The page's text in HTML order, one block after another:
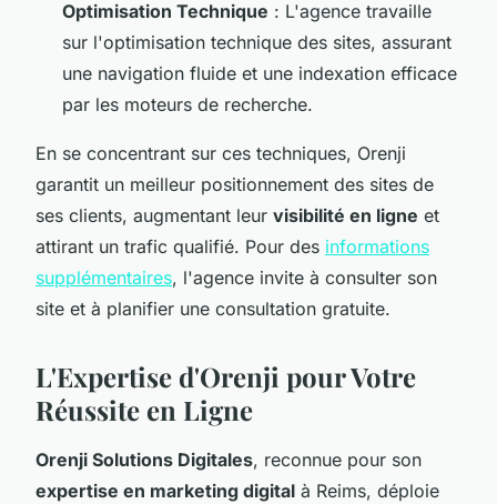
Optimisation Technique : L'agence travaille
sur l'optimisation technique des sites, assurant
une navigation fluide et une indexation efficace
par les moteurs de recherche.
En se concentrant sur ces techniques, Orenji
garantit un meilleur positionnement des sites de
ses clients, augmentant leur visibilité en ligne et
attirant un trafic qualifié. Pour des informations
supplémentaires, l'agence invite à consulter son
site et à planifier une consultation gratuite.
L'Expertise d'Orenji pour Votre
Réussite en Ligne
Orenji Solutions Digitales, reconnue pour son
expertise en marketing digital à Reims, déploie